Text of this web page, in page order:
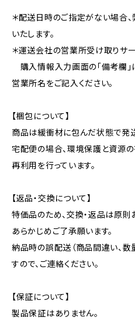
＊配送日時のご指定がない場合
いたします。
＊運送会社の営業所受け取りサ
購入情報入力画面の「備考欄」
営業所名をご記入ください。
【梱包について】
商品は緩衝材に包んだ状態で発送
宅配便の場合、環境保護と資源
再利用を行っています。
【返品・交換について】
特価品のため、交換・返品は原則
あらかじめご了承願います。
納品時の誤配送（商品間違い、
すので、ご連絡ください。
【保証について】
製品保証はありません。